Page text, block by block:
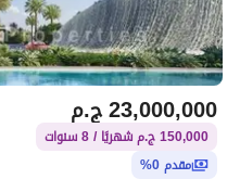
ج.م23,000,000
150,000 ج.م شهريًا / 8 سنوات
مقدم 0%